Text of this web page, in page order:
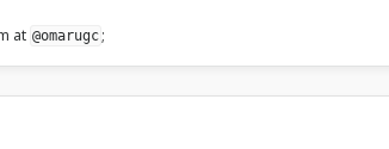
at @omarugc ;